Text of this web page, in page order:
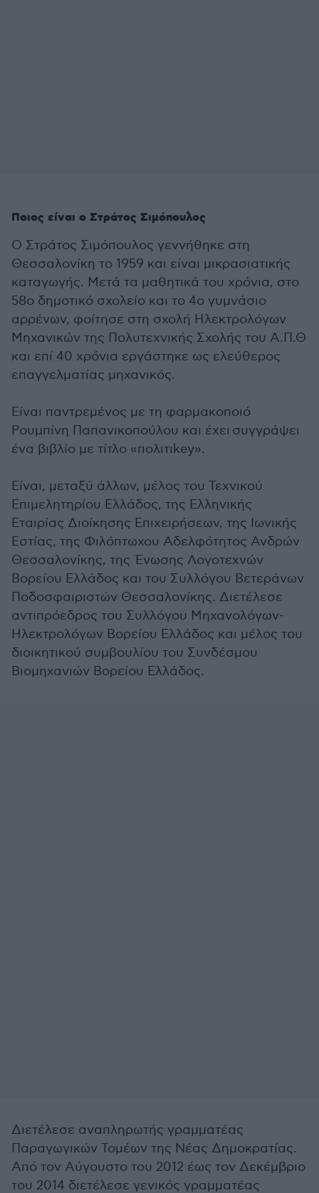
Ποιος είναι ο Στράτος Σιμόπουλος
Ο Στράτος Σιμόπουλος γεννήθηκε στη
Θεσσαλονίκη το 1959 και είναι μικρασιατικής
καταγωγής. Μετά τα μαθητικά του χρόνια, στο
58ο δημοτικό σχολείο και το 4ο γυμνάσιο
αρρένων, φοίτησε στη σχολή Ηλεκτρολόγων
Μηχανικών της Πολυτεχνικής Σχολής του Α.Π.Θ
και επί 40 χρόνια εργάστηκε ως ελεύθερος
επαγγελματίας μηχανικός.
Είναι παντρεμένος με τη φαρμακοποιό
Ρουμπίνη Παπανικοπούλου και έχει συγγράψει
ένα βιβλίο με τίτλο «πολιτιkey».
Είναι, μεταξύ άλλων, μέλος του Τεχνικού
Επιμελητηρίου Ελλάδος, της Ελληνικής
Εταιρίας Διοίκησης Επιχειρήσεων, της Ιωνικής
Εστίας, της Φιλόπτωχου Αδελφότητος Ανδρών
Θεσσαλονίκης, της Ένωσης Λογοτεχνών
Βορείου Ελλάδος και του Συλλόγου Βετεράνων
Ποδοσφαιριστών Θεσσαλονίκης. Διετέλεσε
αντιπρόεδρος του Συλλόγου Μηχανολόγων-
Ηλεκτρολόγων Βορείου Ελλάδος και μέλος του
διοικητικού συμβουλίου του Συνδέσμου
Βιομηχανιών Βορείου Ελλάδος.
Διετέλεσε αναπληρωτής γραμματέας
Παραγωγικών Τομέων της Νέας Δημοκρατίας.
Από τον Αύγουστο του 2012 έως τον Δεκέμβριο
του 2014 διετέλεσε γενικός γραμματέας